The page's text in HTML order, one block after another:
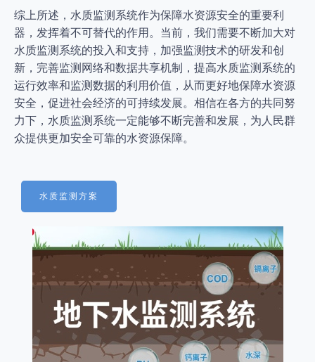
综上所述，水质监测系统作为保障水资源安全的重要利
器，发挥着不可替代的作用。当前，我们需要不断加大对
水质监测系统的投入和支持，加强监测技术的研发和创
新，完善监测网络和数据共享机制，提高水质监测系统的
运行效率和监测数据的利用价值，从而更好地保障水资源
安全，促进社会经济的可持续发展。相信在各方的共同努
力下，水质监测系统一定能够不断完善和发展，为人民群
众提供更加安全可靠的水资源保障。
水质监测方案